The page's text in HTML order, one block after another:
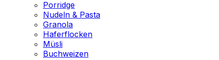
Porridge
Nudeln & Pasta
Granola
Haferflocken
Müsli
Buchweizen